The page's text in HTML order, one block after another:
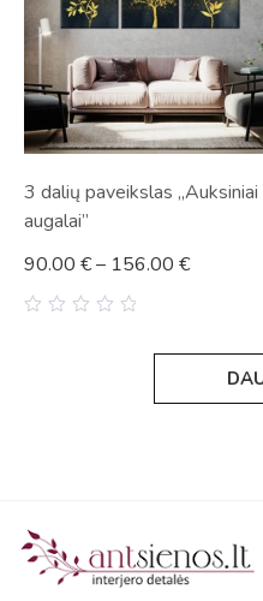
3 dalių paveikslas „Auksiniai
augalai”
90.00 €– 156.00 €